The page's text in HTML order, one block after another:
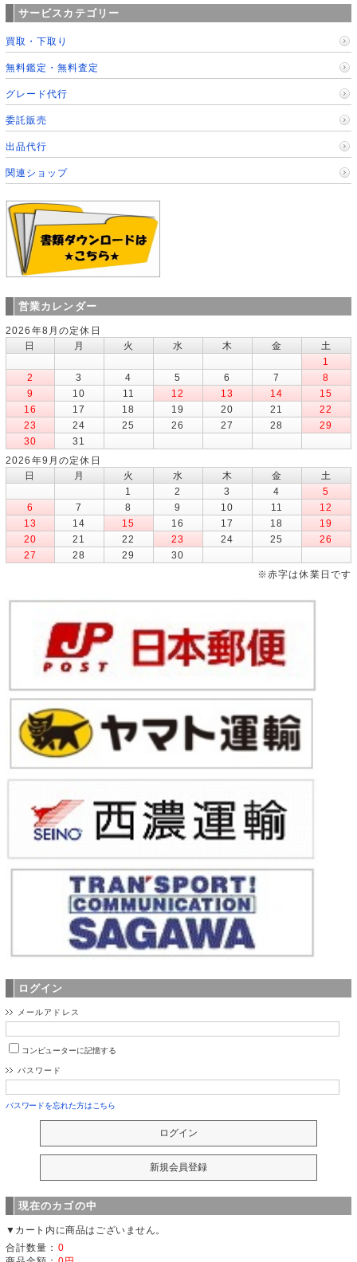
サービスカテゴリー
買取・下取り
無料鑑定・無料査定
グレード代行
委託販売
出品代行
関連ショップ
営業カレンダー
2026年8月の定休日
日
月 火 水 木 金
土
1
2
3 4 5 6 7
8
9
10 11 12 13 14
15
16
17 18 19 20 21
22
23
24 25 26 27 28
29
30
31
2026年9月の定休日
日
月 火 水 木 金
土
1
2 3 4
5
6
7 8 9 10 11
12
13
14 15 16 17 18
19
20
21 22 23 24 25
26
27
28 29
30
※赤字は休業日です
ログイン
メールアドレス
コンピューターに記憶する
パスワード
パスワードを忘れた方はこちら
現在のカゴの中
▼カート内に商品はございません。
合計数量： 0